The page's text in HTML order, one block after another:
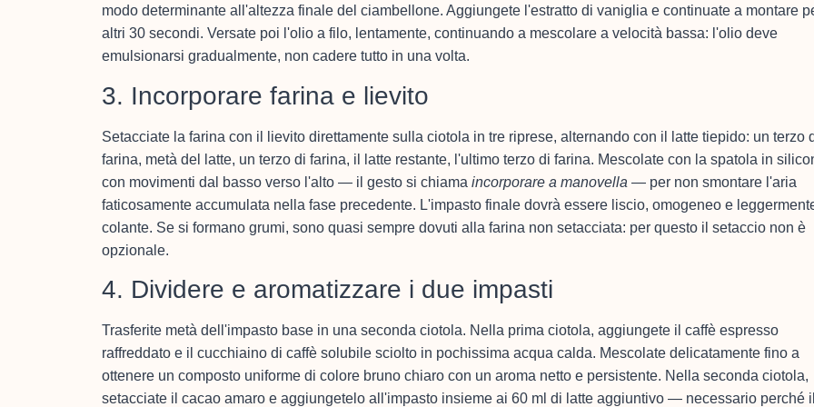
modo determinante all'altezza finale del ciambellone. Aggiungete l'estratto di vaniglia e continuate a montare
altri 30 secondi. Versate poi l'olio a filo, lentamente, continuando a mescolare a velocità bassa: l'olio deve
emulsionarsi gradualmente, non cadere tutto in una volta.
3. Incorporare farina e lievito
Setacciate la farina con il lievito direttamente sulla ciotola in tre riprese, alternando con il latte tiepido: un terzo
farina, metà del latte, un terzo di farina, il latte restante, l'ultimo terzo di farina. Mescolate con la spatola in
con movimenti dal basso verso l'alto — il gesto si chiama incorporare a manovella — per non smontare l'aria
faticosamente accumulata nella fase precedente. L'impasto finale dovrà essere liscio, omogeneo e
colante. Se si formano grumi, sono quasi sempre dovuti alla farina non setacciata: per questo il setaccio non è
opzionale.
4. Dividere e aromatizzare i due impasti
Trasferite metà dell'impasto base in una seconda ciotola. Nella prima ciotola, aggiungete il caffè espresso
raffreddato e il cucchiaino di caffè solubile sciolto in pochissima acqua calda. Mescolate delicatamente fino a
ottenere un composto uniforme di colore bruno chiaro con un aroma netto e persistente. Nella seconda ciotola,
setacciate il cacao amaro e aggiungetelo all'impasto insieme ai 60 ml di latte aggiuntivo — necessario perché il